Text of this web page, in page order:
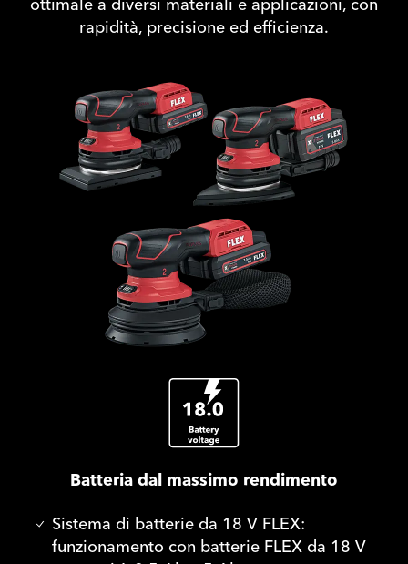
rapidità, precisione ed efficienza.
Batteria dal massimo rendimento
Sistema di batterie da 18 V FLEX:
funzionamento con batterie FLEX da 18 V